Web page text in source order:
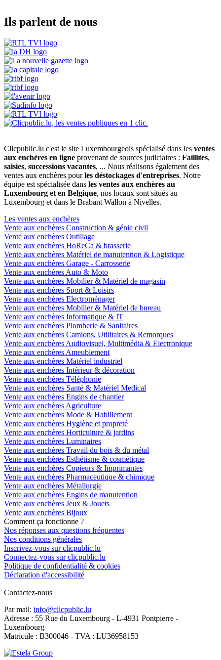
Ils parlent de nous
Clicpublic.lu c'est le site Luxembourgeois spécialisé dans les ventes
aux enchères en ligne provenant de sources judiciaires : Faillites,
saisies, successions vacantes, ... Nous réalisons également des
ventes aux enchères pourles déstockages d'entreprises. Notre
équipe est spécialisée dans les ventes aux enchères au
Luxembourg et en Belgique, nos locaux sont situés au
Luxembourg et dans le Brabant Wallon à Nivelles.
Les ventes aux enchères
Vente aux enchères Construction & génie civil
Vente aux enchères Outillage
Vente aux enchères HoReCa & brasserie
Vente aux enchères Matériel de manutention & Logistique
Vente aux enchères Garage - Carrosserie
Vente aux enchères Auto & Moto
Vente aux enchères Mobilier & Matériel de magasin
Vente aux enchères Sport & Loisirs
Vente aux enchères Electroménager
Vente aux enchères Mobilier & Matériel de bureau
Vente aux enchères Informatique & IT
Vente aux enchères Plomberie & Sanitaires
Vente aux enchères Camions, Utilitaires & Remorques
Vente aux enchères Audiovisuel, Multimédia & Electronique
Vente aux enchères Ameublement
Vente aux enchères Matériel industriel
Vente aux enchères Intérieur & décoration
Vente aux enchères Téléphonie
Vente aux enchères Santé & Matériel Medical
Vente aux enchères Engins de chantier
Vente aux enchères Agriculture
Vente aux enchères Mode & Habillement
Vente aux enchères Hygiène et propreté
Vente aux enchères Horticulture & jardins
Vente aux enchères Luminaires
Vente aux enchères Travail du bois & du métal
Vente aux enchères Esthétisme & cosmétique
Vente aux enchères Copieurs & Imprimantes
Vente aux enchères Pharmaceutique & chimique
Vente aux enchères Métallurgie
Vente aux enchères Engins de manutention
Vente aux enchères Jeux & Jouets
Vente aux enchères Bijoux
Comment ça fonctionne ?
Nos réponses aux questions fréquentes
Nos conditions générales
Inscrivez-vous sur clicpublic.lu
Connectez-vous sur clicpublic.lu
Politique de confidentialité & cookies
Déclaration d'accessibilité
Contactez-nous
Par mail: info@clicpublic.lu
Adresse : 55 Rue du Luxembourg - L-4931 Pontpierre -
Luxembourg
Matricule : B300046 - TVA : LU36958153